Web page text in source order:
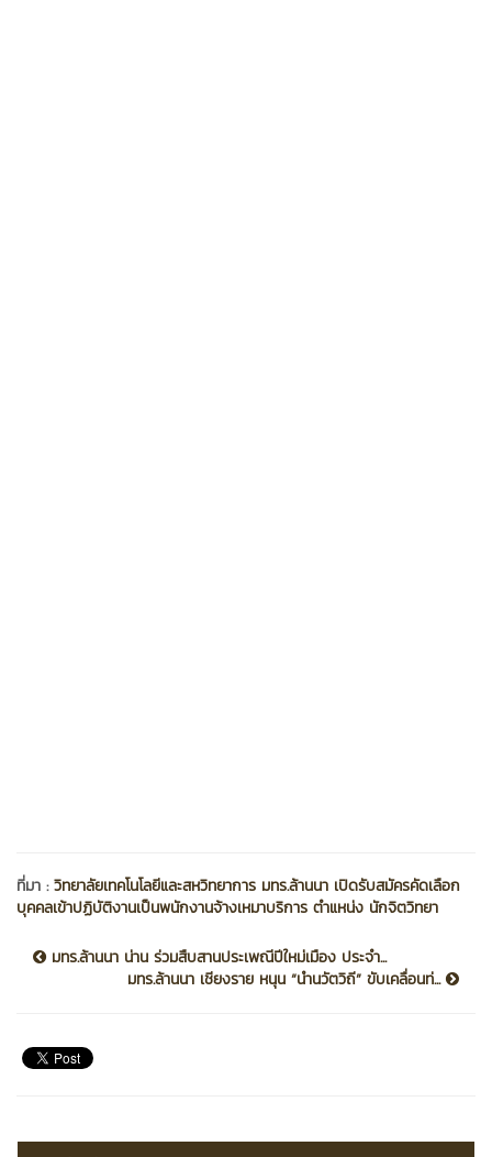
ที่มา :วิทยาลัยเทคโนโลยีและสหวิทยาการ มทร.ล้านนา เปิดรับสมัครคัดเลือก
บุคคลเข้าปฏิบัติงานเป็นพนักงานจ้างเหมาบริการ ตำแหน่ง นักจิตวิทยา
มทร.ล้านนา น่าน ร่วมสืบสานประเพณีปีใหม่เมือง ประจำ...
มทร.ล้านนา เชียงราย หนุน “นำนวัตวิถี” ขับเคลื่อนท่...